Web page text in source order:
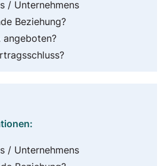
/ Unternehmens
Beziehung?
angeboten?
/ Unternehmens